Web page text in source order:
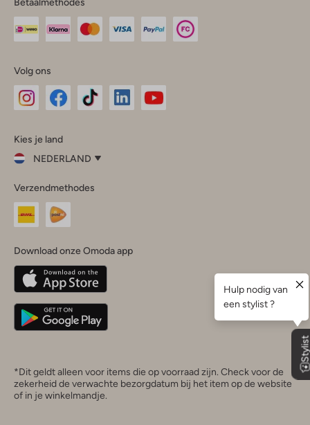
Betaalmethodes
Volg ons
InstagramFacebook
Kies je land
NEDERLAND
je
land
Nederland
Belgique(Français)
Deutschland
Verzendmethodes
Download onze Omoda app
*Dit geldt alleen voor items die op voorraad zijn. Check voor de
zekerheid de verwachte bezorgdatum bij het item op de website
of in je winkelmandje.